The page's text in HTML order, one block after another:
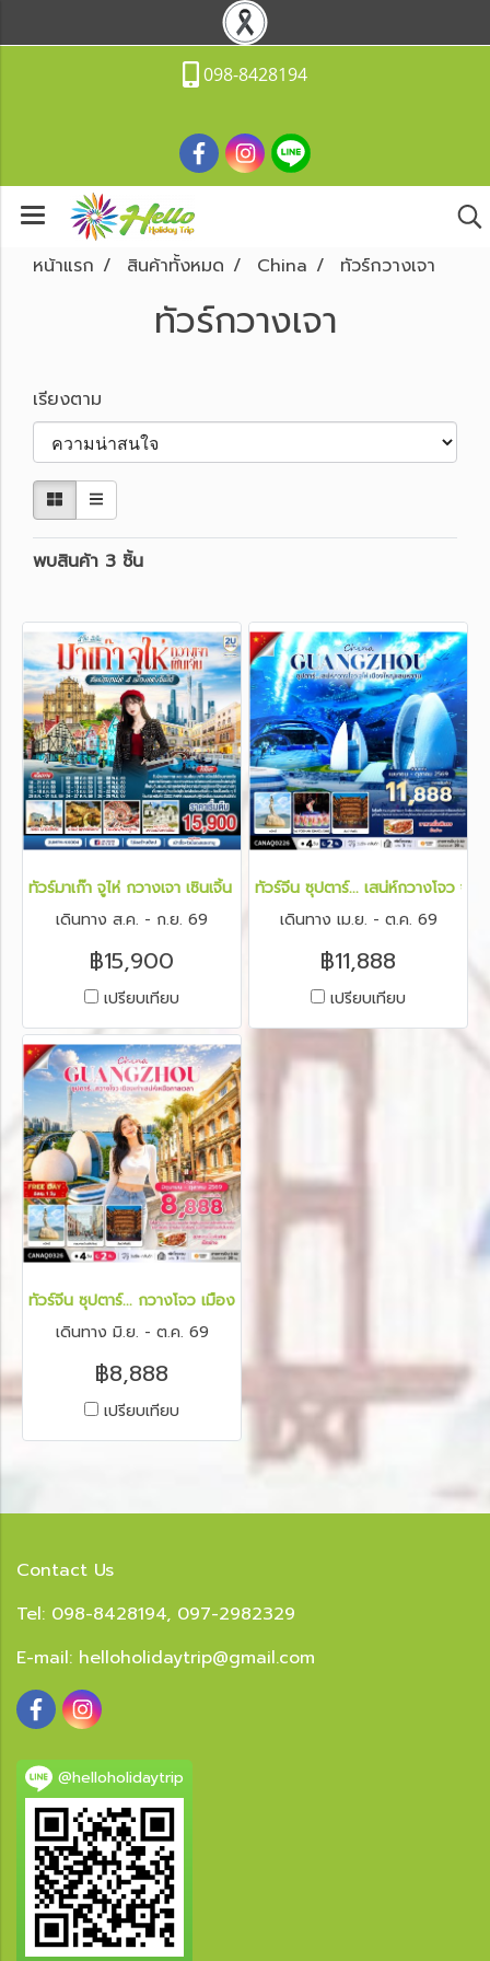
098-8428194
หน้าแรก สินค้าทั้งหมด China ทัวร์กวางเจา
ทัวร์กวางเจา
เรียงตาม
พบสินค้า 3 ชิ้น
ทัวร์มาเก๊า จูไห่ กวางเจา เซินเจิ้น สัมผัสเสน่ห์ 4 เมืองแห่งจีนใต้ 4 วัน 3
เดินทาง ส.ค. - ก.ย. 69
฿15,900
เปรียบเทียบ
ทัวร์จีน ซุปตาร์... เสน่ห์กวางโจว จู
เดินทาง เม.ย. - ต.ค. 69
฿11,888
เปรียบเทียบ
ทัวร์จีน ซุปตาร์... กวางโจว เมืองเก่าเสน่ห์เหนือกาลเวลา 4 วัน 2
เดินทาง มิ.ย. - ต.ค. 69
฿8,888
เปรียบเทียบ
Contact Us
Tel: 098-8428194, 097-2982329
E-mail: helloholidaytrip@gmail.com
@helloholidaytrip